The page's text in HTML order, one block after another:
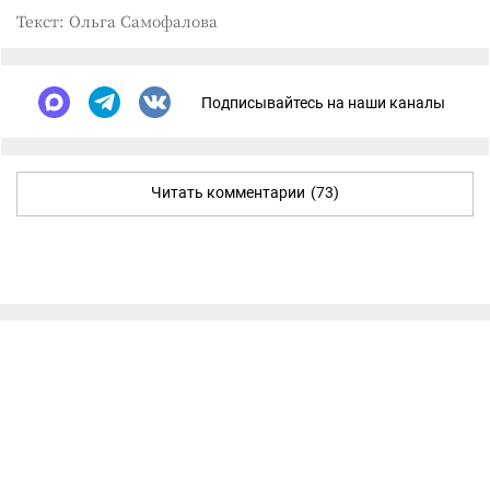
Текст: Ольга Самофалова
Подписывайтесь на наши каналы
Читать комментарии (73)